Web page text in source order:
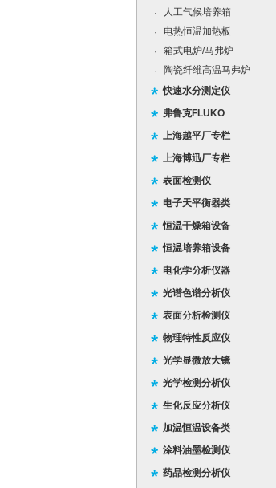
·
人工气候培养箱
·
电热恒温加热板
·
箱式电炉/马弗炉
·
陶瓷纤维高温马弗炉
快速水分测定仪
弗鲁克FLUKO
上海越平厂专栏
上海博迅厂专栏
表面检测仪
电子天平衡器类
恒温干燥箱设备
恒温培养箱设备
电化学分析仪器
光谱色谱分析仪
表面分析检测仪
物理特性反应仪
光学显微放大镜
光学检测分析仪
生化反应分析仪
加温恒温设备类
涂料油墨检测仪
药品检测分析仪